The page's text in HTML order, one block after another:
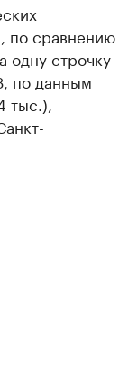
по сравнению
одну строчку
по данным
тыс.),